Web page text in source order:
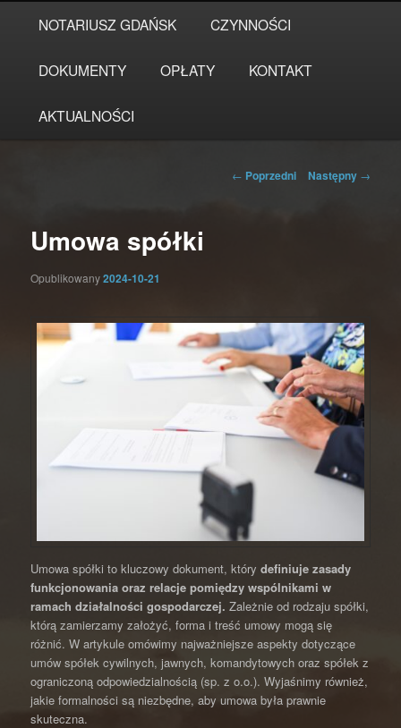
NOTARIUSZ GDAŃSK CZYNNOŚCI
DOKUMENTY OPŁATY KONTAKT
AKTUALNOŚCI
Nawigacja
← Poprzedni Następny →
Umowa spółki
Opublikowany2024-10-21
Umowa spółki to kluczowy dokument, którydefiniuje zasady
funkcjonowania oraz relacje pomiędzy wspólnikami w
ramach działalności gospodarczej.Zależnie od rodzaju spółki,
którą zamierzamy założyć, forma i treść umowy mogą się
różnić. W artykule omówimy najważniejsze aspekty dotyczące
umów spółek cywilnych, jawnych, komandytowych oraz spółek z
ograniczoną odpowiedzialnością (sp. z o.o.). Wyjaśnimy również,
jakie formalności są niezbędne, aby umowa była prawnie
skuteczna.